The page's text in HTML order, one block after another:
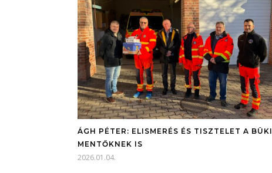
ÁGH PÉTER: ELISMERÉS ÉS TISZTELET A BÜKI
MENTŐKNEK IS
2026.01.04.